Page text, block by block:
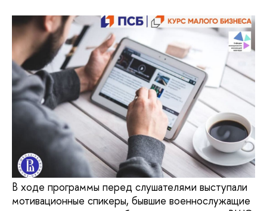
В ходе программы перед слушателями выступали
мотивационные спикеры, бывшие военнослужащие